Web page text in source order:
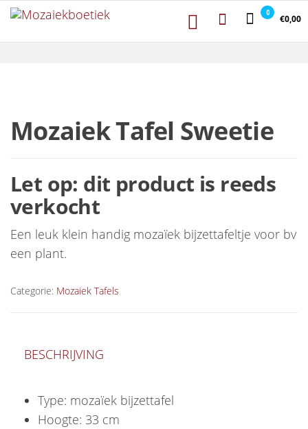
Ga naar de inhoud Mozaiekboetiek0
€0,00
Mozaiek Tafel Sweetie
Let op: dit product is reeds
verkocht
Een leuk klein handig mozaïek bijzettafeltje voor bv
een plant.
Categorie: Mozaiek Tafels
BESCHRIJVING
Type: mozaïek bijzettafel
Hoogte: 33 cm